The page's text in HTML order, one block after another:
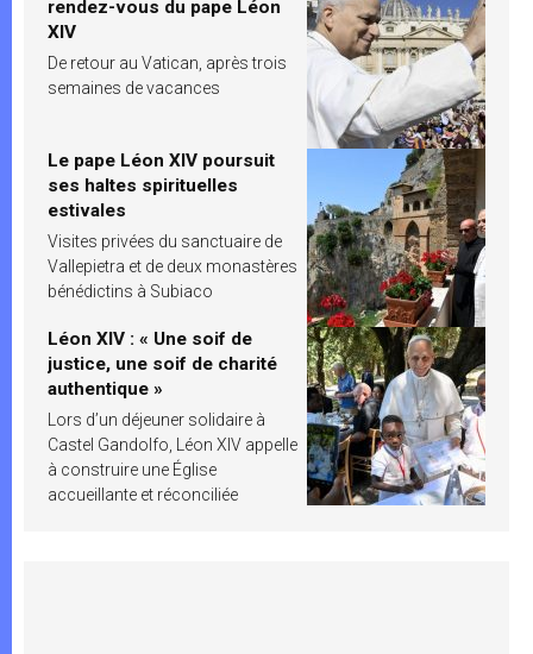
rendez-vous du pape Léon
XIV
De retour au Vatican, après trois
semaines de vacances
Le pape Léon XIV poursuit
ses haltes spirituelles
estivales
Visites privées du sanctuaire de
Vallepietra et de deux monastères
bénédictins à Subiaco
Léon XIV : « Une soif de
justice, une soif de charité
authentique »
Lors d’un déjeuner solidaire à
Castel Gandolfo, Léon XIV appelle
à construire une Église
accueillante et réconciliée